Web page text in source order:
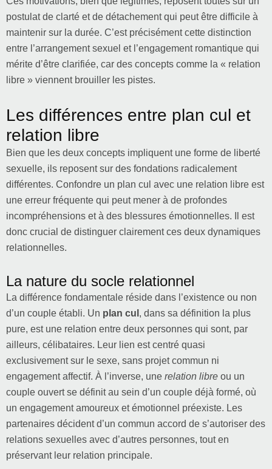
postulat de clarté et de détachement qui peut être difficile à
maintenir sur la durée. C’est précisément cette distinction
entre l’arrangement sexuel et l’engagement romantique qui
mérite d’être clarifiée, car des concepts comme la « relation
libre » viennent brouiller les pistes.
Les différences entre plan cul et
relation libre
Bien que les deux concepts impliquent une forme de liberté
sexuelle, ils reposent sur des fondations radicalement
différentes. Confondre un plan cul avec une relation libre est
une erreur fréquente qui peut mener à de profondes
incompréhensions et à des blessures émotionnelles. Il est
donc crucial de distinguer clairement ces deux dynamiques
relationnelles.
La nature du socle relationnel
La différence fondamentale réside dans l’existence ou non
d’un couple établi. Un plan cul , dans sa définition la plus
pure, est une relation entre deux personnes qui sont, par
ailleurs, célibataires. Leur lien est centré quasi
exclusivement sur le sexe, sans projet commun ni
engagement affectif. À l’inverse, une relation libre ou un
couple ouvert se définit au sein d’un couple déjà formé, où
un engagement amoureux et émotionnel préexiste. Les
partenaires décident d’un commun accord de s’autoriser des
relations sexuelles avec d’autres personnes, tout en
préservant leur relation principale.